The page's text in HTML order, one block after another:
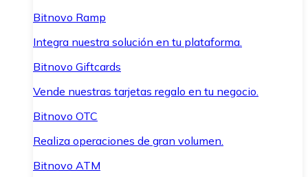
Bitnovo Ramp
Integra nuestra solución en tu plataforma.
Bitnovo Giftcards
Vende nuestras tarjetas regalo en tu negocio.
Bitnovo OTC
Realiza operaciones de gran volumen.
Bitnovo ATM